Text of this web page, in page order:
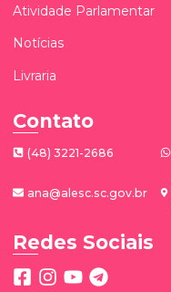
Atividade Parlamentar
Notícias
Livraria
Contato
(48) 3221-2686
ana@alesc.sc.gov.br
Redes Sociais